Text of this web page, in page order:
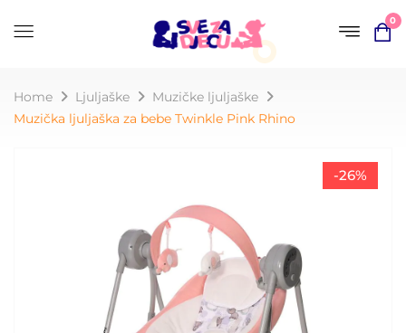
0
Home Ljuljaške
Muzičke ljuljaške
Muzička ljuljaška za bebe Twinkle Pink Rhino
-26%